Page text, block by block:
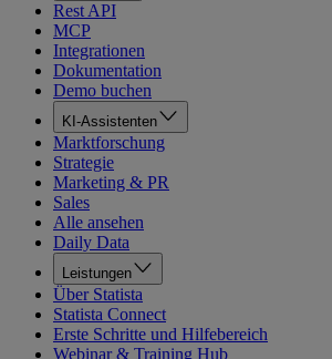
Rest API
MCP
Integrationen
Dokumentation
Demo buchen
KI-Assistenten
Marktforschung
Strategie
Marketing & PR
Sales
Alle ansehen
Daily Data
Leistungen
Über Statista
Statista Connect
Erste Schritte und Hilfebereich
Webinar & Training Hub